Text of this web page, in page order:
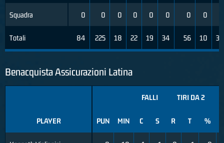
Squadra
Totali
0 0 0 0 0 0 0 0
84 225 18 22 19 34 56 10 31
Benacquista Assicurazioni Latina
PLAYER
FALLI TIRI DA 2
PUN MIN C S R T %